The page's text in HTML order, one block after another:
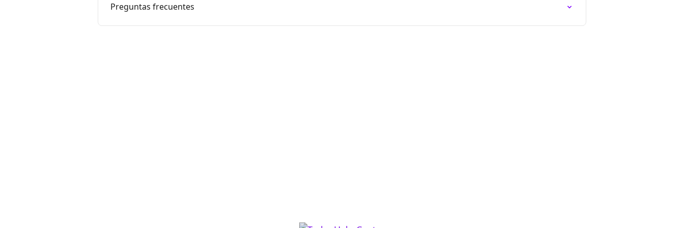
Preguntas frecuentes